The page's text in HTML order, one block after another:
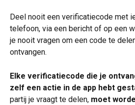
Deel nooit een verificatiecode met
telefoon, via een bericht of op een
je nooit vragen om een code te
ontvangen.
Elke verificatiecode die je
zelf een actie in de app hebt
partij je vraagt te delen, moet